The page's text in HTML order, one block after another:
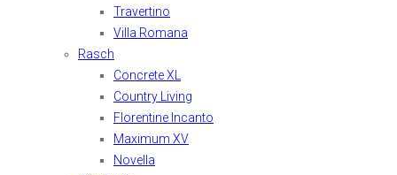
Travertino
Villa Romana
Rasch
Concrete XL
Country Living
Florentine Incanto
Maximum XV
Novella